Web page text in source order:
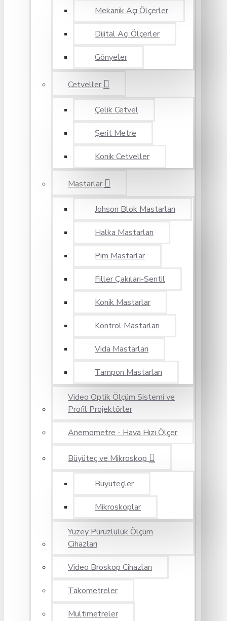
Mekanik Açı Ölçerler
Dijital Açı Ölçerler
Gönyeler
Cetveller
Çelik Cetvel
Şerit Metre
Konik Cetveller
Mastarlar
Johson Blok Mastarları
Halka Mastarları
Pim Mastarlar
Filler Çakıları-Sentil
Konik Mastarlar
Kontrol Mastarları
Vida Mastarları
Tampon Mastarları
Video Optik Ölçüm Sistemi ve
Profil Projektörler
Anemometre - Hava Hızı Ölçer
Büyüteç ve Mikroskop
Büyüteçler
Mikroskoplar
Yüzey Pürüzlülük Ölçüm
Cihazları
Video Broskop Cihazları
Takometreler
Multimetreler